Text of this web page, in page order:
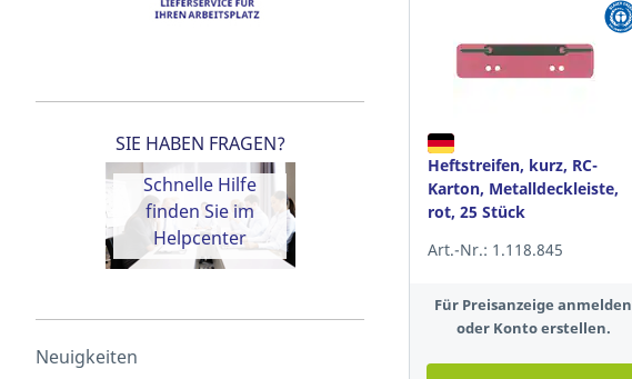
SIE HABEN FRAGEN?
Schnelle Hilfe
finden Sie im
Helpcenter
Neuigkeiten
Heftstreifen, kurz, RC-
Karton, Metalldeckleiste,
rot, 25 Stück
Art.-Nr.: 1.118.845
Für Preisanzeige anmelden
oder Konto erstellen.